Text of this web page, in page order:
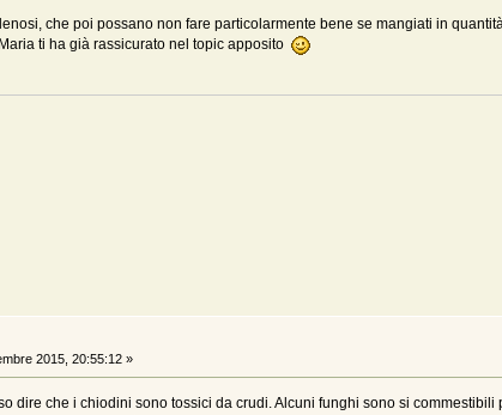
che poi possano non fare particolarmente bene se mangiati in
ti ha già rassicurato nel topic apposito
2015, 20:55:12 »
dire che i chiodini sono tossici da crudi. Alcuni funghi sono si